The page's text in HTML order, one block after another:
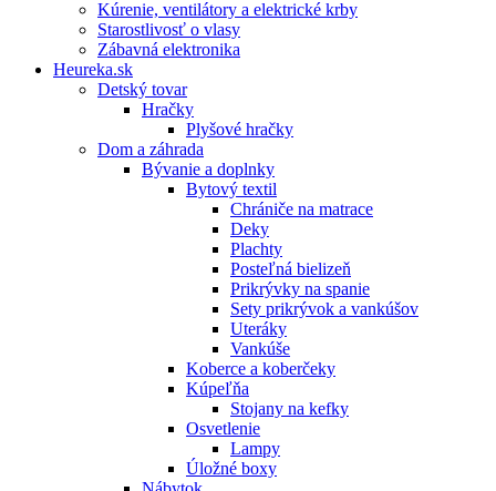
Kúrenie, ventilátory a elektrické krby
Starostlivosť o vlasy
Zábavná elektronika
Heureka.sk
Detský tovar
Hračky
Plyšové hračky
Dom a záhrada
Bývanie a doplnky
Bytový textil
Chrániče na matrace
Deky
Plachty
Posteľná bielizeň
Prikrývky na spanie
Sety prikrývok a vankúšov
Uteráky
Vankúše
Koberce a koberčeky
Kúpeľňa
Stojany na kefky
Osvetlenie
Lampy
Úložné boxy